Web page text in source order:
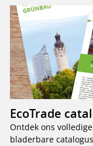
EcoTrade
Ontdek ons
bladerbare